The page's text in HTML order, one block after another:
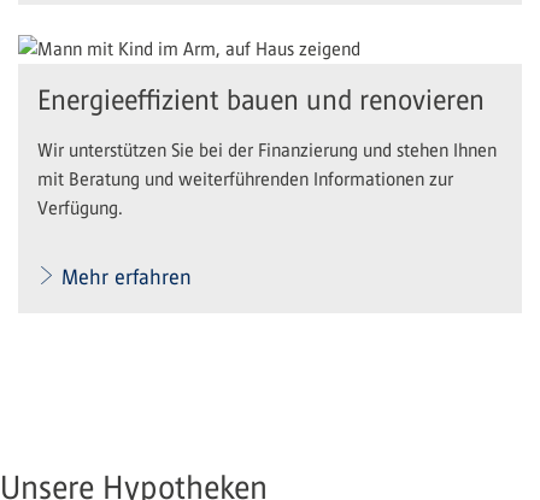
Energieeffizient bauen und renovieren
Wir unterstützen Sie bei der Finanzierung und stehen Ihnen
mit Beratung und weiterführenden Informationen zur
Verfügung.
Mehr erfahren
Unsere Hypotheken